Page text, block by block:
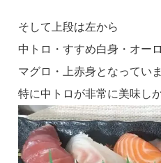
そして上段は左から
中トロ・すすめ白身・オー
マグロ・上赤身となっていま
特に中トロが非常に美味し